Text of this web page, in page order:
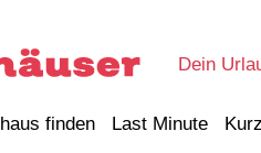
Dein
finden Last Minute